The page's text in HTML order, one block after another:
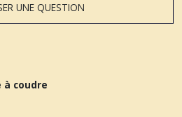
UNE QUESTION
à coudre